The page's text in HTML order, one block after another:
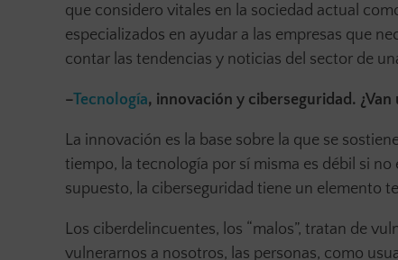
que considero vitales en la sociedad actual
especializados en ayudar a las empresas que
contar las tendencias y noticias del sector de
–Tecnología, innovación y ciberseguridad.
La innovación es la base sobre la que se
tiempo, la tecnología por sí misma es débil si
supuesto, la ciberseguridad tiene un elemento
Los ciberdelincuentes, los “malos”, tratan de
vulnerarnos a nosotros, las personas, como